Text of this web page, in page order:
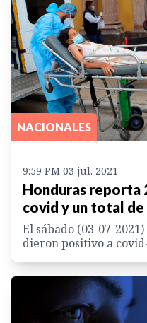
NACIONALES
9:59 PM 03 jul. 2021
Honduras reporta
covid y un total
El sábado (03-07-
dieron positivo a